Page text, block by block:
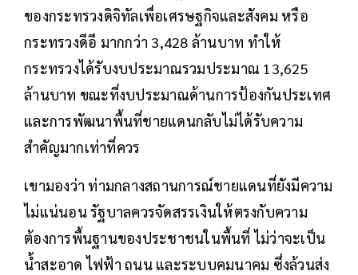
ของกระทรวงดิจิทัลเพื่อเศรษฐกิจและสังคม หรือ
กระทรวงดีอี มากกว่า 3,428 ล้านบาท ทำให้
กระทรวงได้รับงบประมาณรวมประมาณ 13,625
ล้านบาท ขณะที่งบประมาณด้านการป้องกันประเทศ
และการพัฒนาพื้นที่ชายแดนกลับไม่ได้รับความ
สำคัญมากเท่าที่ควร
เขามองว่า ท่ามกลางสถานการณ์ชายแดนที่ยังมีความ
ไม่แน่นอน รัฐบาลควรจัดสรรเงินให้ตรงกับความ
ต้องการพื้นฐานของประชาชนในพื้นที่ ไม่ว่าจะเป็น
น้ำสะอาด ไฟฟ้า ถนน และระบบคมนาคม ซึ่งล้วนส่ง